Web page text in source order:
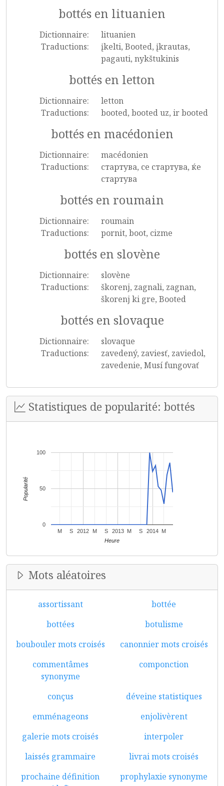
bottés en lituanien
Dictionnaire:
lituanien
Traductions:
įkelti, Booted, įkrautas,
pagauti, nykštukinis
bottés en letton
Dictionnaire:
letton
Traductions:
booted, booted uz, ir booted
bottés en macédonien
Dictionnaire:
macédonien
Traductions:
стартува, се стартува, ќе
стартува
bottés en roumain
Dictionnaire:
roumain
Traductions:
pornit, boot, cizme
bottés en slovène
Dictionnaire:
slovène
Traductions:
škorenj, zagnali, zagnan,
škorenj ki gre, Booted
bottés en slovaque
Dictionnaire:
slovaque
Traductions:
zavedený, zaviesť, zaviedol,
zavedenie, Musí fungovať
Statistiques de popularité: bottés
2012 2013 2014
M S M S M S M
0
50
100
Heure
Popularité
Mots aléatoires
assortissant
bottée
bottées
botulisme
boubouler mots croisés
canonnier mots croisés
commentâmes
synonyme
componction
conçus
déveine statistiques
emménageons
enjolivèrent
galerie mots croisés
interpoler
laissés grammaire
livrai mots croisés
prochaine définition
prophylaxie synonyme